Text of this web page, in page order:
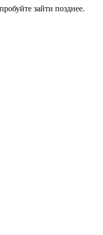
зайти позднее.